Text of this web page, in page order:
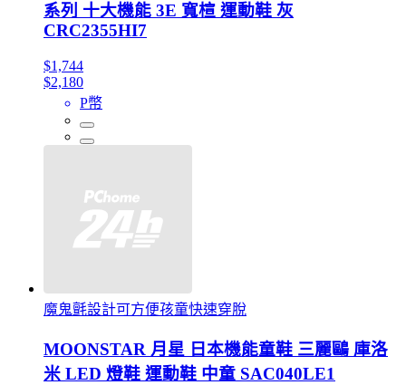
系列 十大機能 3E 寬楦 運動鞋 灰
CRC2355HI7
$1,744
$2,180
P幣
魔鬼氈設計可方便孩童快速穿脫
MOONSTAR 月星 日本機能童鞋 三麗鷗 庫洛
米 LED 燈鞋 運動鞋 中童 SAC040LE1